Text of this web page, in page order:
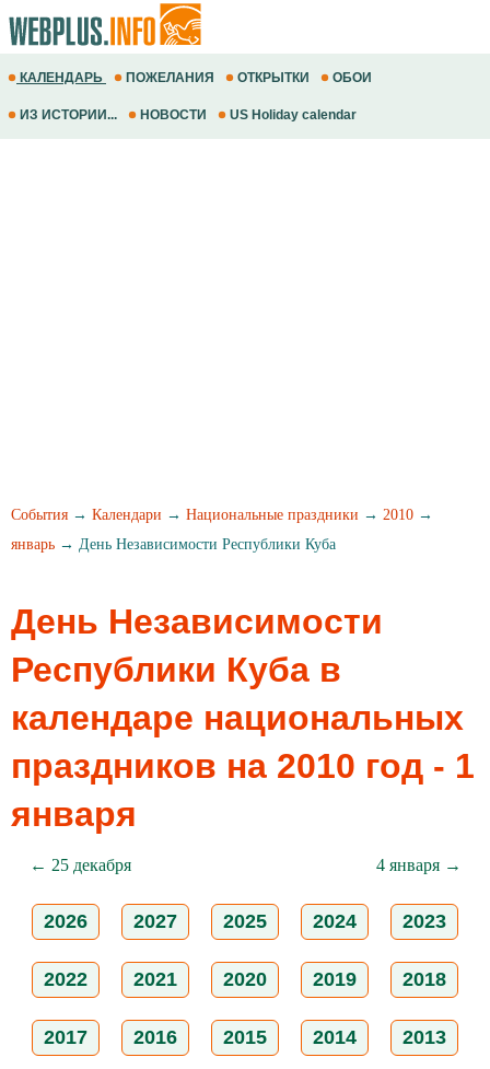
КАЛЕНДАРЬ ПОЖЕЛАНИЯ ОТКРЫТКИ ОБОИ
ИЗ ИСТОРИИ... НОВОСТИ US Holiday calendar
События → Календари → Национальные праздники → 2010 →
январь → День Независимости Республики Куба
День Независимости
Республики Куба в
календаре национальных
праздников на 2010 год - 1
января
← 25 декабря 4 января →
2026 2027 2025 2024 2023
2022 2021 2020 2019 2018
2017 2016 2015 2014 2013